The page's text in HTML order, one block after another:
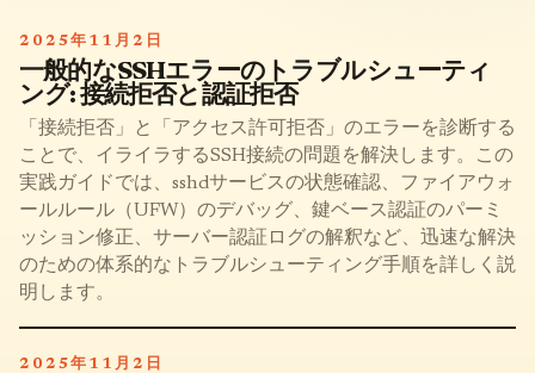
2025年11月2日
一般的なSSHエラーのトラブルシューティ
ング: 接続拒否と認証拒否
「接続拒否」と「アクセス許可拒否」のエラーを診断する
ことで、イライラするSSH接続の問題を解決します。この
実践ガイドでは、sshdサービスの状態確認、ファイアウォ
ールルール（UFW）のデバッグ、鍵ベース認証のパーミ
ッション修正、サーバー認証ログの解釈など、迅速な解決
のための体系的なトラブルシューティング手順を詳しく説
明します。
2025年11月2日